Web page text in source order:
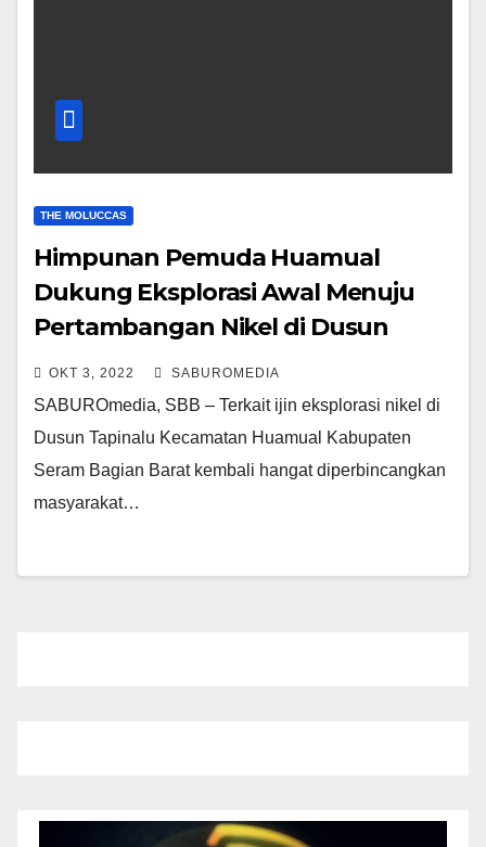
THE MOLUCCAS
Himpunan Pemuda Huamual
Dukung Eksplorasi Awal Menuju
Pertambangan Nikel di Dusun
Tapinalu SBB
OKT 3, 2022 SABUROMEDIA
SABUROmedia, SBB – Terkait ijin eksplorasi nikel di
Dusun Tapinalu Kecamatan Huamual Kabupaten
Seram Bagian Barat kembali hangat diperbincangkan
masyarakat…